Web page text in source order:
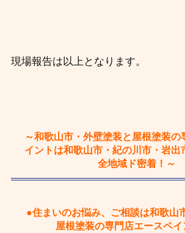
現場報告は以上となります。
～和歌山市・外壁塗装と屋根塗装の
イントは和歌山市・紀の川市・岩出
全地域ド密着！～
●住まいのお悩み、ご相談は和歌山
屋根塗装の専門店エースペ